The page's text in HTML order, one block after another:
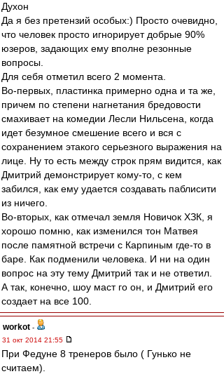
Духон
Да я без претензий особых:) Просто очевидно,
что человек просто игнорирует добрые 90%
юзеров, задающих ему вполне резонные
вопросы.
Для себя отметил всего 2 момента.
Во-первых, пластинка примерно одна и та же,
причем по степени нагнетания бредовости
смахивает на комедии Лесли Нильсена, когда
идет безумное смешение всего и вся с
сохранением этакого серьезного выражения на
лице. Ну то есть между строк прям видится, как
Дмитрий демонстрирует кому-то, с кем
забился, как ему удается создавать паблисити
из ничего.
Во-вторых, как отмечал земля Новичок ХЗК, я
хорошо помню, как изменился тон Матвея
после памятной встречи с Карпиным где-то в
баре. Как подменили человека. И ни на один
вопрос на эту тему Дмитрий так и не ответил.
А так, конечно, шоу маст го он, и Дмитрий его
создает на все 100.
workоt -
31 окт 2014 21:55
При Федуне 8 тренеров было ( Гунько не
считаем).